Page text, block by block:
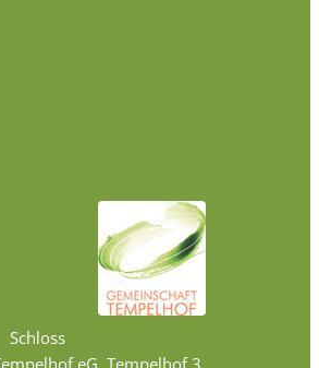
Schloss
eG, Tempelhof 3,